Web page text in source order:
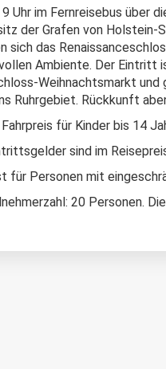
Uhr im Fernreisebus über
der Grafen von Holstein-
sich das
Ambiente. Der Eintritt
Weihnachtsmarkt und
Ruhrgebiet. Rückkunft
für Kinder bis 14
sind im
für Personen mit
20 Personen.